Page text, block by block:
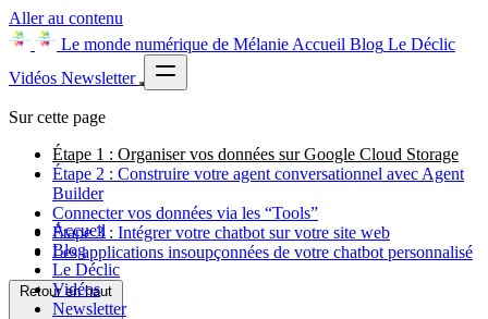
Aller au contenu
Le monde numérique de Mélanie Accueil Blog Le Déclic
Vidéos Newsletter
Accueil
Blog
Le Déclic
Vidéos
Newsletter
Sur cette page
Étape 1 : Organiser vos données sur Google Cloud Storage
Étape 2 : Construire votre agent conversationnel avec Agent
Builder
Connecter vos données via les “Tools”
Étape 3 : Intégrer votre chatbot sur votre site web
Les applications insoupçonnées de votre chatbot personnalisé
Retour en haut